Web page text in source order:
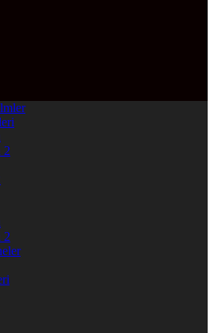
2
2